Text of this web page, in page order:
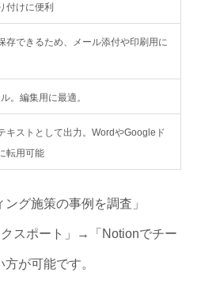
付けに便利
存できるため、メール添付や印刷用に
。編集用に最適。
キストとして出力。WordやGoogleド
転用可能
グ施策の事例を調査」
スポート」→「Notionでチー
が可能です。